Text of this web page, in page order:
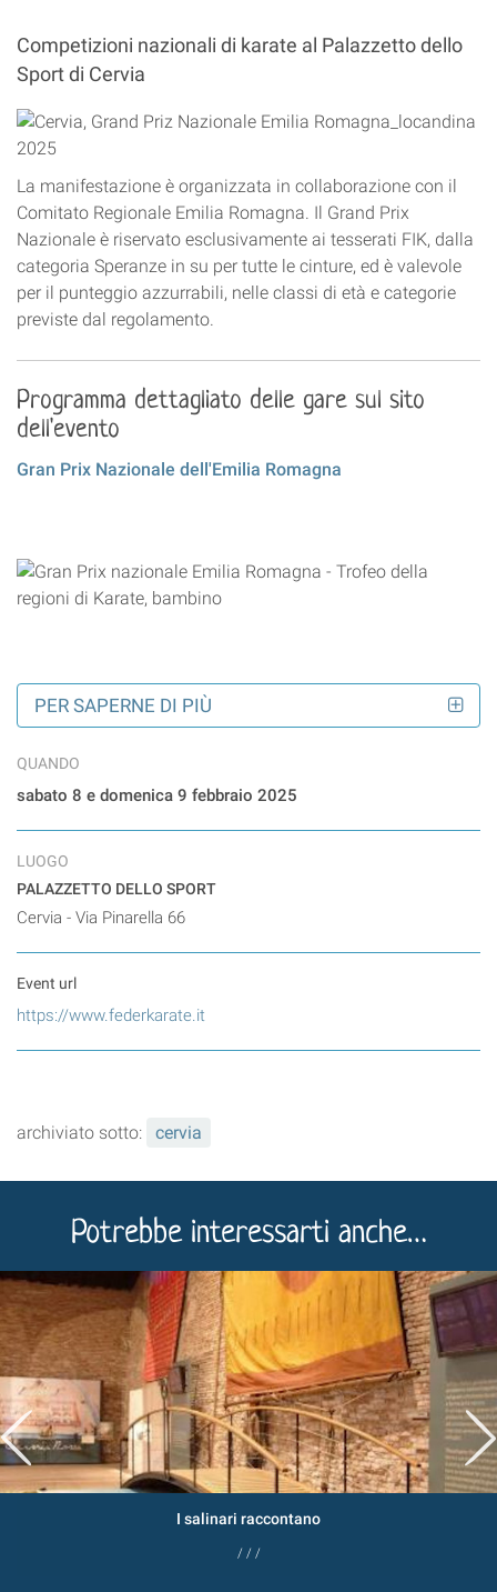
Competizioni nazionali di karate al Palazzetto dello
Sport di Cervia
La manifestazione è organizzata in collaborazione con il
Comitato Regionale Emilia Romagna. Il Grand Prix
Nazionale è riservato esclusivamente ai tesserati FIK, dalla
categoria Speranze in su per tutte le cinture, ed è valevole
per il punteggio azzurrabili, nelle classi di età e categorie
previste dal regolamento.
Programma dettagliato delle gare sul sito
dell'evento
Gran Prix Nazionale dell'Emilia Romagna
PER SAPERNE DI PIÙ
QUANDO
sabato 8 e domenica 9 febbraio 2025
LUOGO
PALAZZETTO DELLO SPORT
Cervia - Via Pinarella 66
Event url
https://www.federkarate.it
archiviato sotto: cervia
Potrebbe interessarti anche…
I salinari raccontano
/ / /